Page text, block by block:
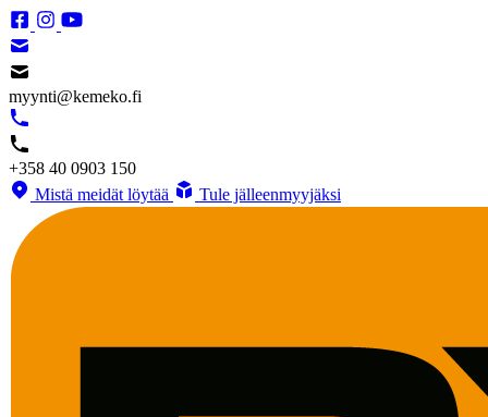
myynti@kemeko.fi
+358 40 0903 150
Mistä meidät löytää
Tule jälleenmyyjäksi